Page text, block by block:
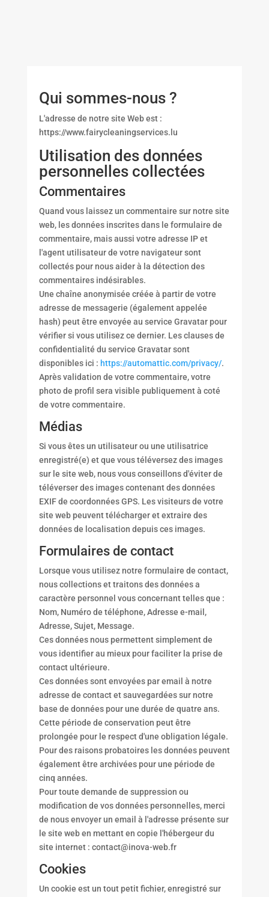
Qui sommes-nous ?
L'adresse de notre site Web est :
https://www.fairycleaningservices.lu
Utilisation des données
personnelles collectées
Commentaires
Quand vous laissez un commentaire sur notre site
web, les données inscrites dans le formulaire de
commentaire, mais aussi votre adresse IP et
l'agent utilisateur de votre navigateur sont
collectés pour nous aider à la détection des
commentaires indésirables.
Une chaîne anonymisée créée à partir de votre
adresse de messagerie (également appelée
hash) peut être envoyée au service Gravatar pour
vérifier si vous utilisez ce dernier. Les clauses de
confidentialité du service Gravatar sont
disponibles ici : https://automattic.com/privacy/.
Après validation de votre commentaire, votre
photo de profil sera visible publiquement à coté
de votre commentaire.
Médias
Si vous êtes un utilisateur ou une utilisatrice
enregistré(e) et que vous téléversez des images
sur le site web, nous vous conseillons d'éviter de
téléverser des images contenant des données
EXIF de coordonnées GPS. Les visiteurs de votre
site web peuvent télécharger et extraire des
données de localisation depuis ces images.
Formulaires de contact
Lorsque vous utilisez notre formulaire de contact,
nous collections et traitons des données a
caractère personnel vous concernant telles que :
Nom, Numéro de téléphone, Adresse e-mail,
Adresse, Sujet, Message.
Ces données nous permettent simplement de
vous identifier au mieux pour faciliter la prise de
contact ultérieure.
Ces données sont envoyées par email à notre
adresse de contact et sauvegardées sur notre
base de données pour une durée de quatre ans.
Cette période de conservation peut être
prolongée pour le respect d'une obligation légale.
Pour des raisons probatoires les données peuvent
également être archivées pour une période de
cinq années.
Pour toute demande de suppression ou
modification de vos données personnelles, merci
de nous envoyer un email à l'adresse présente sur
le site web en mettant en copie l'hébergeur du
site internet : contact@inova-web.fr
Cookies
Un cookie est un tout petit fichier, enregistré sur